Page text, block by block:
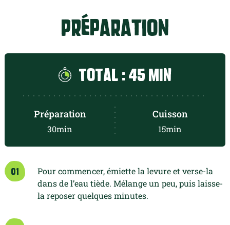
Préparation
Total : 45 min
Préparation
30min
Cuisson
15min
01
Pour commencer, émiette la levure et verse-la
dans de l’eau tiède. Mélange un peu, puis laisse-
la reposer quelques minutes.